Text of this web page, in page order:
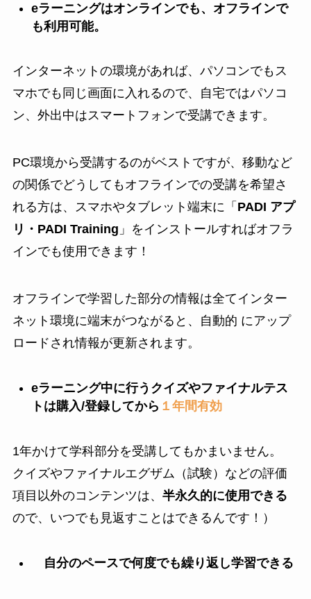
eラーニングはオンラインでも、オフラインで
も利用可能。
インターネットの環境があれば、パソコンでもス
マホでも同じ画面に入れるので、自宅ではパソコ
ン、外出中はスマートフォンで受講できます。
PC環境から受講するのがベストですが、移動など
の関係でどうしてもオフラインでの受講を希望さ
れる方は、スマホやタブレット端末に「 PADI アプ
リ・PADI Training 」をインストールすればオフラ
インでも使用できます！
オフラインで学習した部分の情報は全てインター
ネット環境に端末がつながると、自動的 にアップ
ロードされ情報が更新されます。
eラーニング中に行うクイズやファイナルテス
トは購入/登録してから １年間有効
1年かけて学科部分を受講してもかまいません。
クイズやファイナルエグザム（試験）などの評価
項目以外のコンテンツは、 半永久的に使用できる
ので、いつでも見返すことはできるんです！）
自分のペースで何度でも繰り返し学習できる